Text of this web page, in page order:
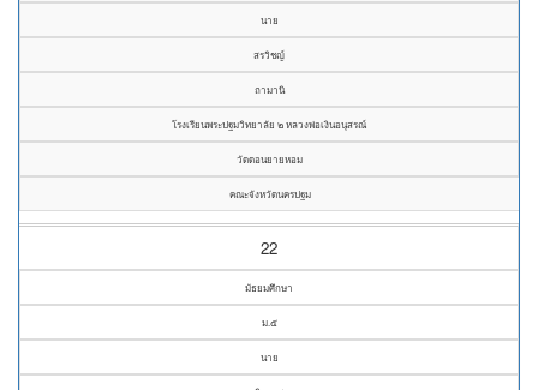
นาย
สรวิชญ์
ถามานิ
โรงเรียนพระปฐมวิทยาลัย ๒ หลวงพ่อเงินอนุสรณ์
วัดดอนยายหอม
คณะจังหวัดนครปฐม
22
มัธยมศึกษา
ม.๕
นาย